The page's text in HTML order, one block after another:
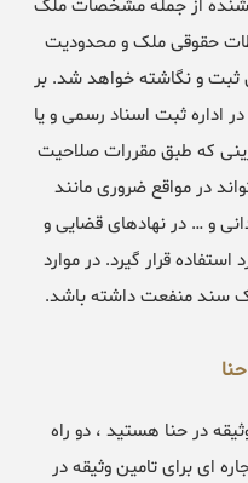
از جمله مشخصات ملک
حقوقی ملک و محدودیت
ثبت و نگاشته خواهد شد. بر
اداره ثبت اسناد رسمی و یا
که طبق مقررات صلاحیت
در مواقع ضروری مانند
و … در نهادهای قضایی و
استفاده قرار گیرد. در موارد
سند منفعت داشته باشد.
در حنا هستید ، دو راه
ای برای تامین وثیقه در